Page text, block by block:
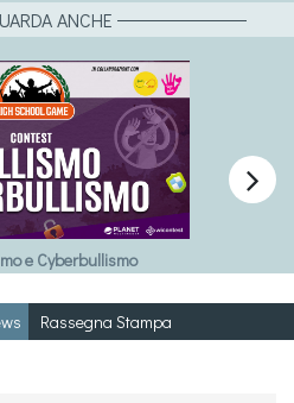
ANCHE
e Cyberbullismo

Rassegna Stampa